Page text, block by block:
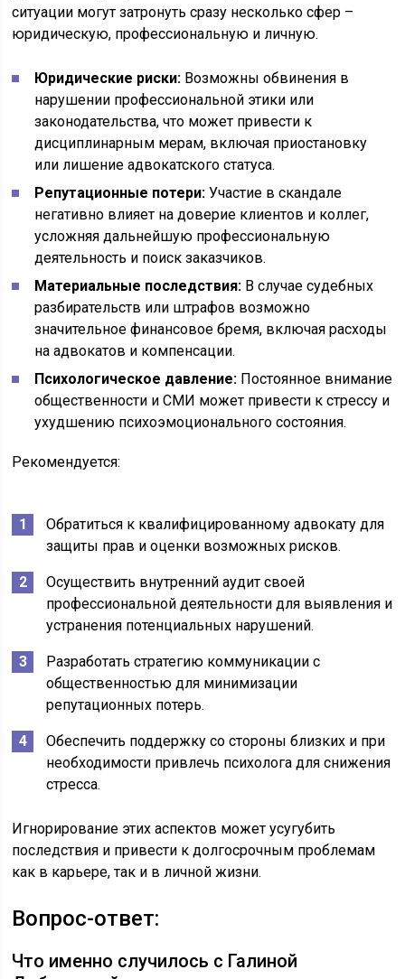
ситуации могут затронуть сразу несколько сфер –
юридическую, профессиональную и личную.
Юридические риски: Возможны обвинения в
нарушении профессиональной этики или
законодательства, что может привести к
дисциплинарным мерам, включая приостановку
или лишение адвокатского статуса.
Репутационные потери: Участие в скандале
негативно влияет на доверие клиентов и коллег,
усложняя дальнейшую профессиональную
деятельность и поиск заказчиков.
Материальные последствия: В случае судебных
разбирательств или штрафов возможно
значительное финансовое бремя, включая расходы
на адвокатов и компенсации.
Психологическое давление: Постоянное внимание
общественности и СМИ может привести к стрессу и
ухудшению психоэмоционального состояния.
Рекомендуется:
Обратиться к квалифицированному адвокату для
защиты прав и оценки возможных рисков.
Осуществить внутренний аудит своей
профессиональной деятельности для выявления и
устранения потенциальных нарушений.
Разработать стратегию коммуникации с
общественностью для минимизации
репутационных потерь.
Обеспечить поддержку со стороны близких и при
необходимости привлечь психолога для снижения
стресса.
Игнорирование этих аспектов может усугубить
последствия и привести к долгосрочным проблемам
как в карьере, так и в личной жизни.
Вопрос-ответ:
Что именно случилось с Галиной